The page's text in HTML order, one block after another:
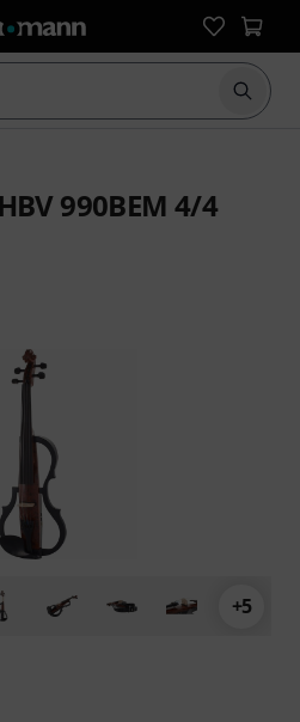
Suche
990BEM 4/4
aus 67 Kundenbewertungen
+5